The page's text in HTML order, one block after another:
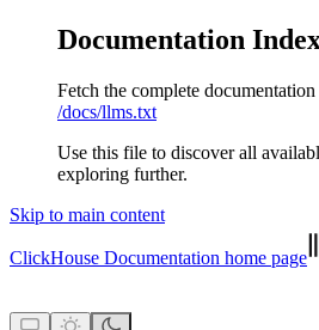
Documentation
Fetch the complete
/docs/llms.txt
Use this file to discover all
exploring further.
Skip to main content
ClickHouse Documentation home page